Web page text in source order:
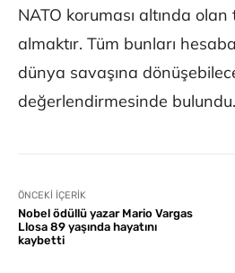
NATO koruması altında
almaktır. Tüm bunları
dünya savaşına
değerlendirmesinde
ÖNCEKI İÇERIK
Nobel ödüllü yazar Mario Vargas
Llosa 89 yaşında hayatını
kaybetti